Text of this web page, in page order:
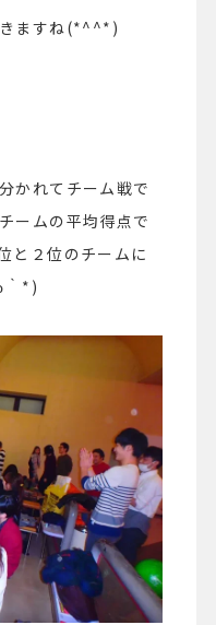
きますね(*^^*)
かれてチーム戦で
ームの平均得点で
と２位のチームに
｀*)